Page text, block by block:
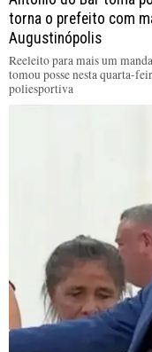
torna o prefeito com
Augustinópolis
Reeleito para mais um
tomou posse nesta quarta-
poliesportiva